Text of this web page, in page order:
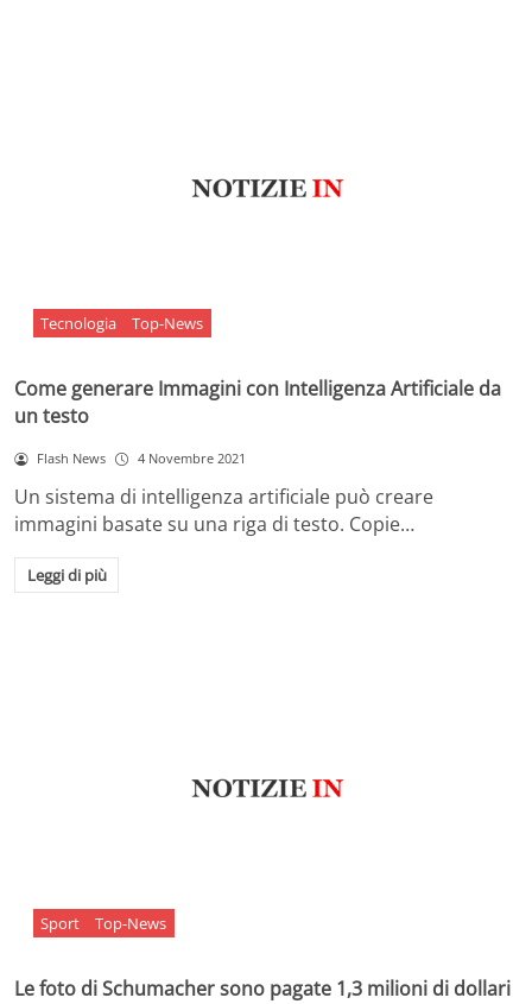
Tecnologia Top-News
Come generare Immagini con Intelligenza Artificiale da
un testo
Flash News 4 Novembre 2021
Un sistema di intelligenza artificiale può creare
immagini basate su una riga di testo. Copie…
Leggi di più
Sport Top-News
Le foto di Schumacher sono pagate 1,3 milioni di dollari